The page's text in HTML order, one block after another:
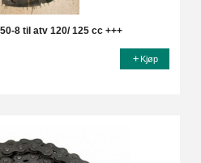
8 til atv 120/ 125 cc +++
Kjøp